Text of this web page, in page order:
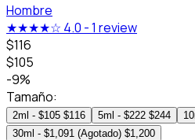
Hombre
★★★★☆ 4.0 -1 review
$116
$105
-9%
Tamaño:
2ml - $105 $116 5ml - $222 $244
30ml - $1,091 (Agotado) $1,200